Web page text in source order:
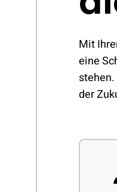
Mit
eine
der